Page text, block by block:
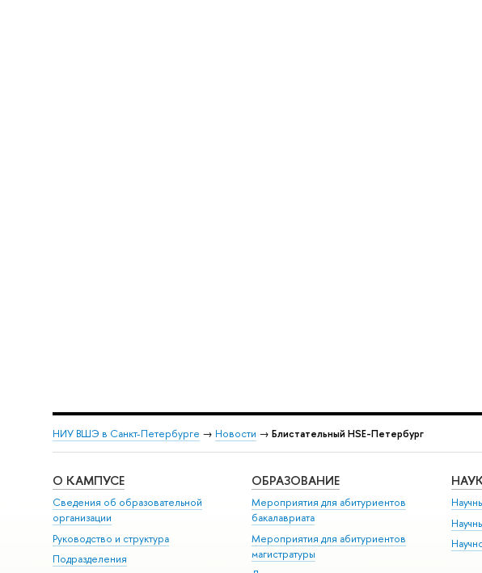
НИУ ВШЭ в Санкт-Петербурге → Новости → Блистательный HSE-Петербург
О КАМПУСЕ
Сведения об образовательной
организации
Руководство и структура
Подразделения
ОБРАЗОВАНИЕ
Мероприятия для абитуриентов
бакалавриата
Мероприятия для абитуриентов
магистратуры